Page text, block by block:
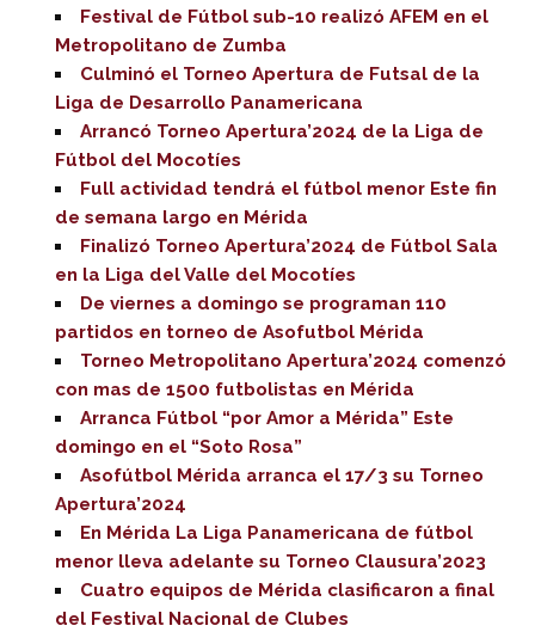
Festival de Fútbol sub-10 realizó AFEM en el
Metropolitano de Zumba
Culminó el Torneo Apertura de Futsal de la
Liga de Desarrollo Panamericana
Arrancó Torneo Apertura’2024 de la Liga de
Fútbol del Mocotíes
Full actividad tendrá el fútbol menor Este fin
de semana largo en Mérida
Finalizó Torneo Apertura’2024 de Fútbol Sala
en la Liga del Valle del Mocotíes
De viernes a domingo se programan 110
partidos en torneo de Asofutbol Mérida
Torneo Metropolitano Apertura’2024 comenzó
con mas de 1500 futbolistas en Mérida
Arranca Fútbol “por Amor a Mérida” Este
domingo en el “Soto Rosa”
Asofútbol Mérida arranca el 17/3 su Torneo
Apertura’2024
En Mérida La Liga Panamericana de fútbol
menor lleva adelante su Torneo Clausura’2023
Cuatro equipos de Mérida clasificaron a final
del Festival Nacional de Clubes